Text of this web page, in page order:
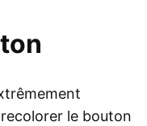
le bouton